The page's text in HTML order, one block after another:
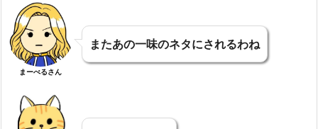
まーべるさん
またあの一味のネタにされるわね